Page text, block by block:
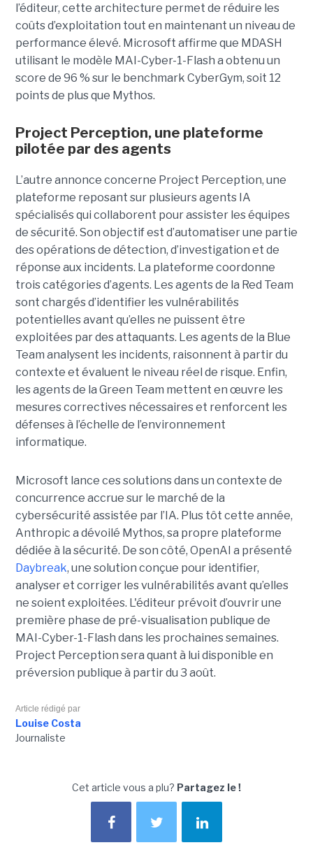
l’éditeur, cette architecture permet de réduire les
coûts d’exploitation tout en maintenant un niveau de
performance élevé. Microsoft affirme que MDASH
utilisant le modèle MAI-Cyber-1-Flash a obtenu un
score de 96 % sur le benchmark CyberGym, soit 12
points de plus que Mythos.
Project Perception, une plateforme
pilotée par des agents
L’autre annonce concerne Project Perception, une
plateforme reposant sur plusieurs agents IA
spécialisés qui collaborent pour assister les équipes
de sécurité. Son objectif est d’automatiser une partie
des opérations de détection, d’investigation et de
réponse aux incidents. La plateforme coordonne
trois catégories d’agents. Les agents de la Red Team
sont chargés d’identifier les vulnérabilités
potentielles avant qu’elles ne puissent être
exploitées par des attaquants. Les agents de la Blue
Team analysent les incidents, raisonnent à partir du
contexte et évaluent le niveau réel de risque. Enfin,
les agents de la Green Team mettent en œuvre les
mesures correctives nécessaires et renforcent les
défenses à l’échelle de l’environnement
informatique.
Microsoft lance ces solutions dans un contexte de
concurrence accrue sur le marché de la
cybersécurité assistée par l’IA. Plus tôt cette année,
Anthropic a dévoilé Mythos, sa propre plateforme
dédiée à la sécurité. De son côté, OpenAI a présenté
Daybreak, une solution conçue pour identifier,
analyser et corriger les vulnérabilités avant qu’elles
ne soient exploitées. L'éditeur prévoit d’ouvrir une
première phase de pré-visualisation publique de
MAI-Cyber-1-Flash dans les prochaines semaines.
Project Perception sera quant à lui disponible en
préversion publique à partir du 3 août.
Article rédigé par
Louise Costa
Journaliste
Cet article vous a plu? Partagez le !